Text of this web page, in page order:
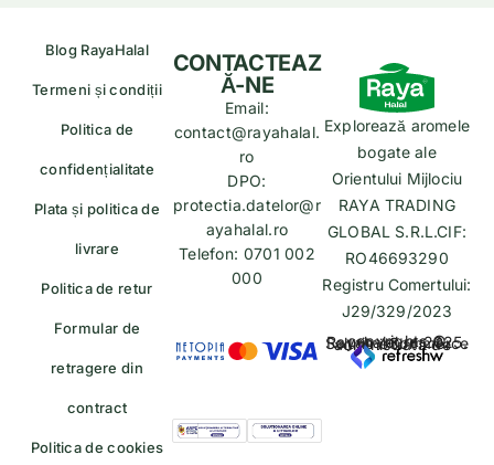
Blog RayaHalal
Termeni și condiții
Politica de
confidențialitate
Plata și politica de
livrare
Politica de retur
Formular de
retragere din
contract
Politica de cookies
Explorează aromele
bogate ale
Orientului Mijlociu
RAYA TRADING
GLOBAL S.R.L.CIF:
RO46693290
Registru Comertului:
J29/329/2023
copyrights © Rayahalal.ro 2025. Soluție eCommerce administrată de
CONTACTEAZ
Ă-NE
Email:
contact@rayahalal.
ro
DPO:
protectia.datelor@r
ayahalal.ro
Telefon: 0701 002
000